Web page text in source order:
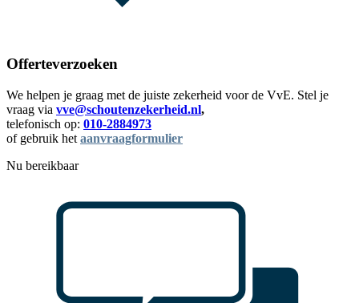
Offerteverzoeken
We helpen je graag met de juiste zekerheid voor de VvE. Stel je
vraag via vve@schoutenzekerheid.nl,
telefonisch op: 010-2884973
of gebruik het aanvraagformulier
Nu bereikbaar